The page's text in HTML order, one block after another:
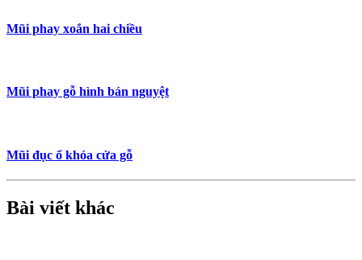
Mũi phay xoắn hai chiều
Mũi phay gỗ hình bán nguyệt
Mũi đục ổ khóa cửa gỗ
Bài viết khác